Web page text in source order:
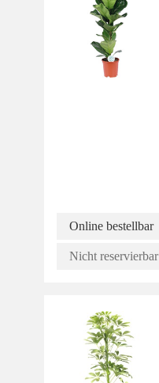
Online bestellbar
Nicht reservierbar